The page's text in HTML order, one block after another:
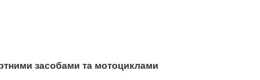
засобами та мотоциклами